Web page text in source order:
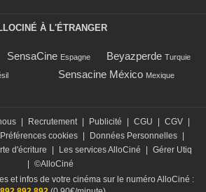
À L'ÉTRANGER
SensaCine Espagne Beyazperde Turquie
Sensacine México Mexique
| Recrutement | Publicité | CGU | CGV |
Préférences cookies | Données Personnelles |
d'écriture | Les services AlloCiné | Gérer Utiq
| ©AlloCiné
et infos de votre cinéma sur le numéro AlloCiné :